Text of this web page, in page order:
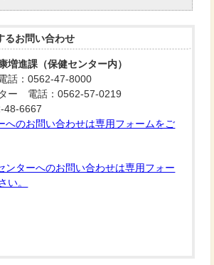
るお問い合わせ
進課（保健センター内）
話：0562-47-8000
ー 電話：0562-57-0219
48-6667
へのお問い合わせは専用フォームをご
ンターへのお問い合わせは専用フォー
い。